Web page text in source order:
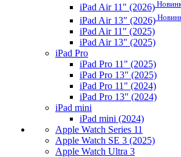
iPad Air 11" (2026)
iPad Air 13" (2026)
iPad Air 11" (2025)
iPad Air 13" (2025)
iPad Pro
iPad Pro 11" (2025)
iPad Pro 13" (2025)
iPad Pro 11" (2024)
iPad Pro 13" (2024)
iPad mini
iPad mini (2024)
Apple Watch Series 11
Apple Watch SE 3 (2025)
Apple Watch Ultra 3